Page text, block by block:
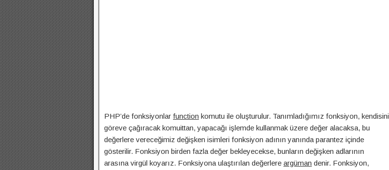
PHP’de fonksiyonlar function komutu ile oluşturulur. Tanımladığımız fonksiyon, kendisini
göreve çağıracak komuittan, yapacağı işlemde kullanmak üzere değer alacaksa, bu
değerlere vereceğimiz değişken isimleri fonksiyon adının yanında parantez içinde
gösterilir. Fonksiyon birden fazla değer bekleyecekse, bunların değişken adlarının
arasına virgül koyarız. Fonksiyona ulaştırılan değerlere argüman denir. Fonksiyon,